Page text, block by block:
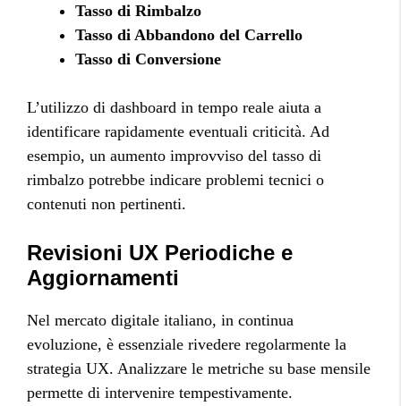
Tasso di Rimbalzo
Tasso di Abbandono del Carrello
Tasso di Conversione
L’utilizzo di dashboard in tempo reale aiuta a
identificare rapidamente eventuali criticità. Ad
esempio, un aumento improvviso del tasso di
rimbalzo potrebbe indicare problemi tecnici o
contenuti non pertinenti.
Revisioni UX Periodiche e
Aggiornamenti
Nel mercato digitale italiano, in continua
evoluzione, è essenziale rivedere regolarmente la
strategia UX. Analizzare le metriche su base mensile
permette di intervenire tempestivamente.